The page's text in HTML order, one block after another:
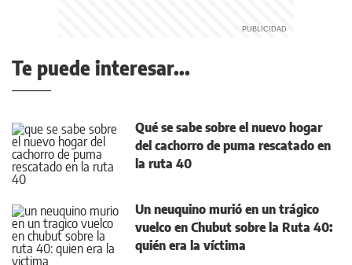
Te puede interesar...
Qué se sabe sobre el nuevo hogar
del cachorro de puma rescatado en
la ruta 40
Un neuquino murió en un trágico
vuelco en Chubut sobre la Ruta 40:
quién era la víctima